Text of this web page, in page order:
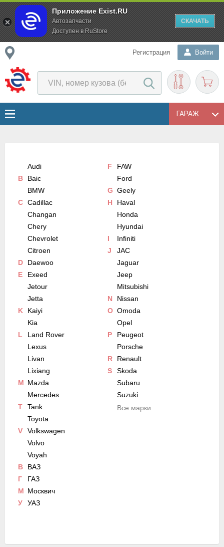
Приложение Exist.RU
Автозапчасти
Доступен в RuStore
СКАЧАТЬ
Регистрация Войти
ГАРАЖ
Audi
B
Baic
BMW
C Cadillac
Changan
Chery
Chevrolet
Citroen
D
Daewoo
E
Exeed
F
FAW
Ford
G Geely
H
Haval
Honda
Hyundai
I
Infiniti
J
JAC
Jaguar
Jeep
Jetour
Jetta
K
Kaiyi
Kia
L
Land Rover
Lexus
Livan
Lixiang
M Mazda
Mercedes
Mitsubishi
N
Nissan
O Omoda
Opel
P
Peugeot
Porsche
R
Renault
S
Skoda
Subaru
Suzuki
T
Tank
Toyota
V
Volkswagen
Volvo
Voyah
В
ВАЗ
Г
ГАЗ
М Москвич
У
УАЗ
Все марки